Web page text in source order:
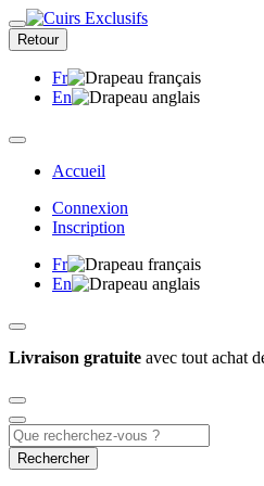
Retour
Fr
En
Accueil
Connexion
Inscription
Fr
En
Livraison gratuite avec tout achat
Rechercher